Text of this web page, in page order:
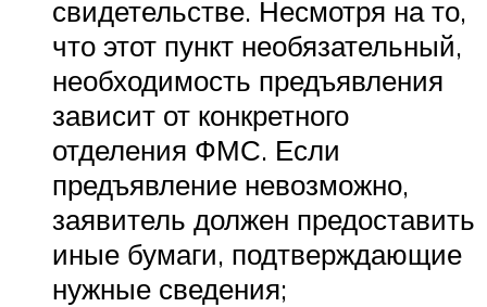
свидетельстве. Несмотря на то,
что этот пункт необязательный,
необходимость предъявления
зависит от конкретного
отделения ФМС. Если
предъявление невозможно,
заявитель должен предоставить
иные бумаги, подтверждающие
нужные сведения;